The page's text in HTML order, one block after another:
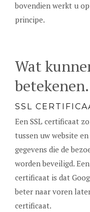
bovendien werkt u
principe.
Wat
betekenen.
SSL
Een SSL certificaat
tussen uw website
gegevens die de
worden beveiligd.
certificaat is dat
beter naar voren
certificaat.